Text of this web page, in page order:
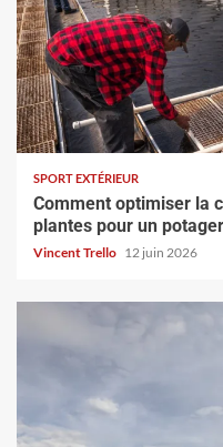
SPORT EXTÉRIEUR
Comment optimiser la
plantes pour un
Vincent Trello 12 juin 2026